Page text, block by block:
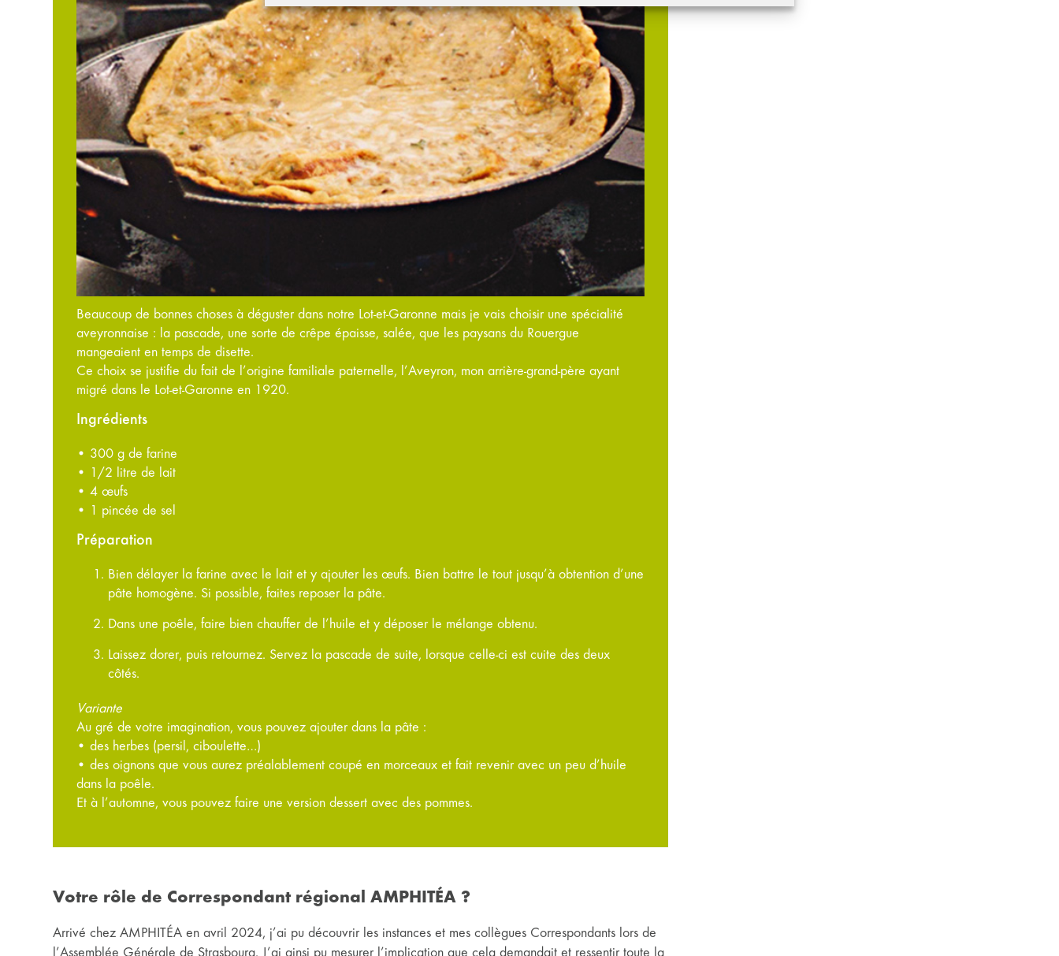
Beaucoup de bonnes choses à déguster dans notre Lot-et-Garonne mais je vais choisir une spécialité
aveyronnaise : la pascade, une sorte de crêpe épaisse, salée, que les paysans du Rouergue
mangeaient en temps de disette.
Ce choix se justifie du fait de l’origine familiale paternelle, l’Aveyron, mon arrière-grand-père ayant
migré dans le Lot-et-Garonne en 1920.
Ingrédients
• 300 g de farine
• 1/2 litre de lait
• 4 œufs
• 1 pincée de sel
Préparation
Bien délayer la farine avec le lait et y ajouter les œufs. Bien battre le tout jusqu’à obtention d’une
pâte homogène. Si possible, faites reposer la pâte.
Dans une poêle, faire bien chauffer de l’huile et y déposer le mélange obtenu.
Laissez dorer, puis retournez. Servez la pascade de suite, lorsque celle-ci est cuite des deux
côtés.
Variante
Au gré de votre imagination, vous pouvez ajouter dans la pâte :
• des herbes (persil, ciboulette…)
• des oignons que vous aurez préalablement coupé en morceaux et fait revenir avec un peu d’huile
dans la poêle.
Et à l’automne, vous pouvez faire une version dessert avec des pommes.
Votre rôle de Correspondant régional AMPHITÉA ?
Arrivé chez AMPHITÉA en avril 2024, j’ai pu découvrir les instances et mes collègues Correspondants lors de
l’Assemblée Générale de Strasbourg. J’ai ainsi pu mesurer l’implication que cela demandait et ressentir toute la